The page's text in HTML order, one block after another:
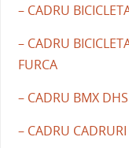
– CADRU
– CADRU
FURCA
– CADRU BMX
– CADRU